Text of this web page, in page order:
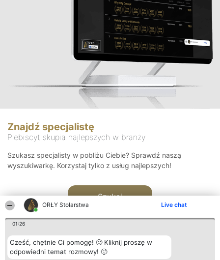
ORŁY Stolarstwa Live chat
01:26
Cześć, chętnie Ci pomogę! 🙂 Kliknij proszę w
odpowiedni temat rozmowy! 🙂
Znajdź specjalistę
Plebiscyt skupia najlepszych w branży
Szukasz specjalisty w pobliżu Ciebie? Sprawdź naszą
wyszukiwarkę. Korzystaj tylko z usług najlepszych!
Szukaj